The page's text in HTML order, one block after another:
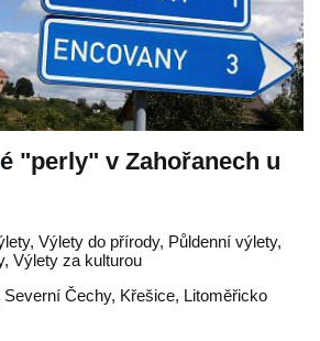
"perly" v Zahořanech u
Výlety do přírody, Půldenní výlety,
Výlety za kulturou
Severní Čechy, Křešice, Litoměřicko